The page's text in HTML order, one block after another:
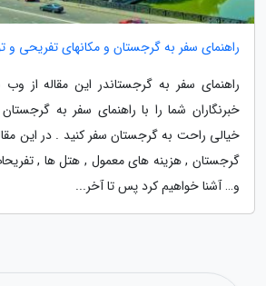
راهنمای سفر به گرجستان و مکانهای تفریحی و
راهنمای سفر به گرجستاندر این مقاله از
خبرنگاران شما را با راهنمای سفر به
خیالی راحت به گرجستان سفر کنید . در این
گرجستان , هزینه های معمول , هتل ها ,
و… آشنا خواهیم کرد پس تا آخر...